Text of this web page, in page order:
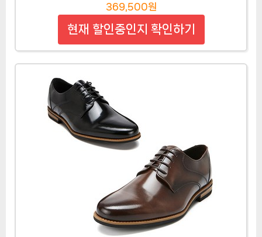
369,500원
현재 할인중인지 확인하기